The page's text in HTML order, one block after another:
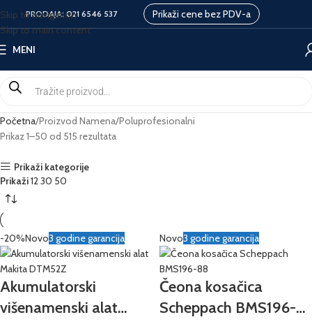
Skip to navigation
Skip to main content
PRODAJA:021 6546 537 Prikaži cene bez PDV-a
MENI
Početna Proizvod Namena Poluprofesionalni
Prikaz 1–50 od 515 rezultata
Prikaži kategorije
Prikaži1230 50
-20%Novo3 godine garancija
Akumulatorski
višenamenski alat
Novo3 godine garancija
Čeona kosačica
Scheppach BMS196-